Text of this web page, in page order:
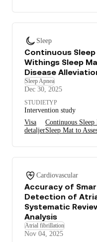
Sleep
Continuous
Withings Sleep
Disease
Sleep Apnea
Dec 30, 2025
STUDIETYP
Intervention study
Visa
detaljer
Continuous
Sleep Mat to
Cardiovascular
Accuracy of
Detection of
Systematic
Analysis
Atrial fibrillation
Nov 04, 2025